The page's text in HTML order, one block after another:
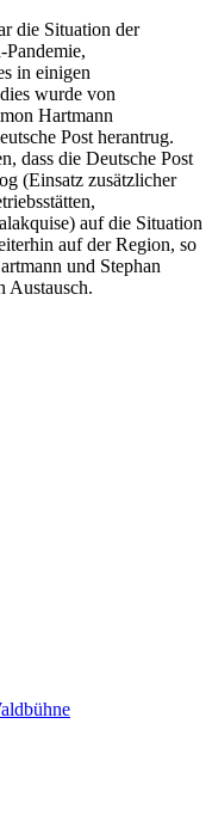
die Situation der
in einigen
wurde von
Hartmann
Post herantrug.
dass die Deutsche Post
(Einsatz zusätzlicher
auf die Situation
auf der Region, so
und Stephan
Austausch.